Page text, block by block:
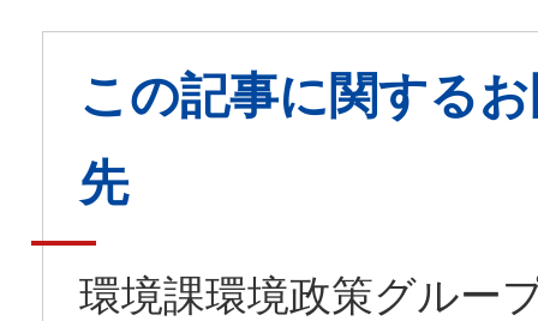
この記事に関する
先
環境課環境政策グルー